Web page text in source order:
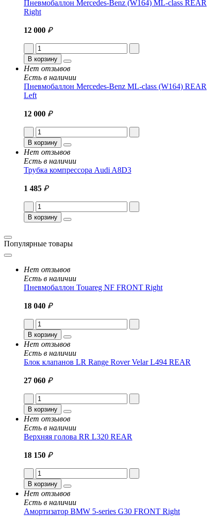
Пневмобаллон Mercedes-Benz (W164) ML-class REAR
Right
12 000 ₽
В корзину
Нет отзывов
Есть в наличии
Пневмобаллон Mercedes-Benz ML-class (W164) REAR
Left
12 000 ₽
В корзину
Нет отзывов
Есть в наличии
Трубка компрессора Audi A8D3
1 485 ₽
В корзину
Популярные товары
Нет отзывов
Есть в наличии
Пневмобаллон Touareg NF FRONT Right
18 040 ₽
В корзину
Нет отзывов
Есть в наличии
Блок клапанов LR Range Rover Velar L494 REAR
27 060 ₽
В корзину
Нет отзывов
Есть в наличии
Верхняя голова RR L320 REAR
18 150 ₽
В корзину
Нет отзывов
Есть в наличии
Амортизатор BMW 5-series G30 FRONT Right